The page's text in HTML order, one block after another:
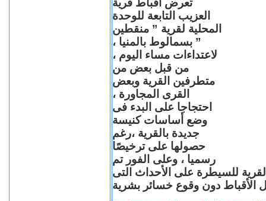
تعرض أقباط قرية
العزيب التابعة للوحدة
المحلية لقرية ” منقطين
” بسمالوط بالمنيا ،
لاعتداءات مساء اليوم ،
من قبل بعض من
متطرفين القرية وبعض
القرى المجاورة ،
احتجاجا على البدء فى
وضع أساسات كنيسة
جديدة بالقرية ،رغم
حصولها على ترخيصًا
رسميا ، وعلى الفور تم
للسيطرة على الأحداث التى